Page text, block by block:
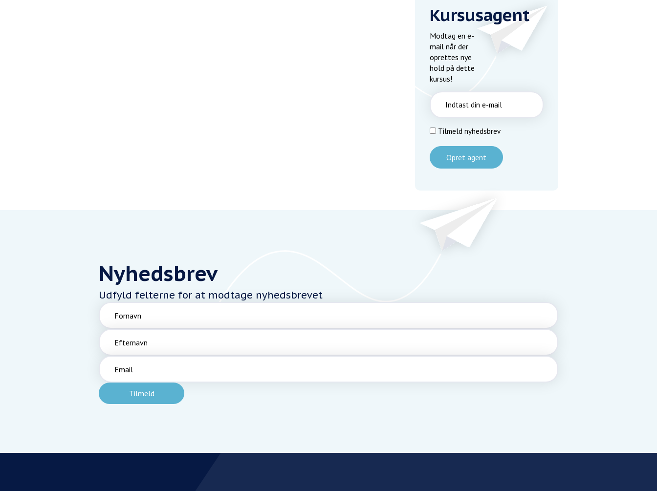
Kursusagent
Modtag en e-
mail når der
oprettes nye
hold på dette
kursus!
Tilmeld nyhedsbrev
Opret agent
Nyhedsbrev
Udfyld felterne for at modtage nyhedsbrevet
Fornavn
Efternavn
Email